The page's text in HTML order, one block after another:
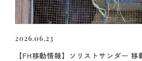
2026.06.23
【FH移動情報】ソリストサンダー 移